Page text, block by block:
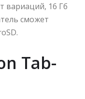
вариаций, 16 Гб
сможет
Tab-